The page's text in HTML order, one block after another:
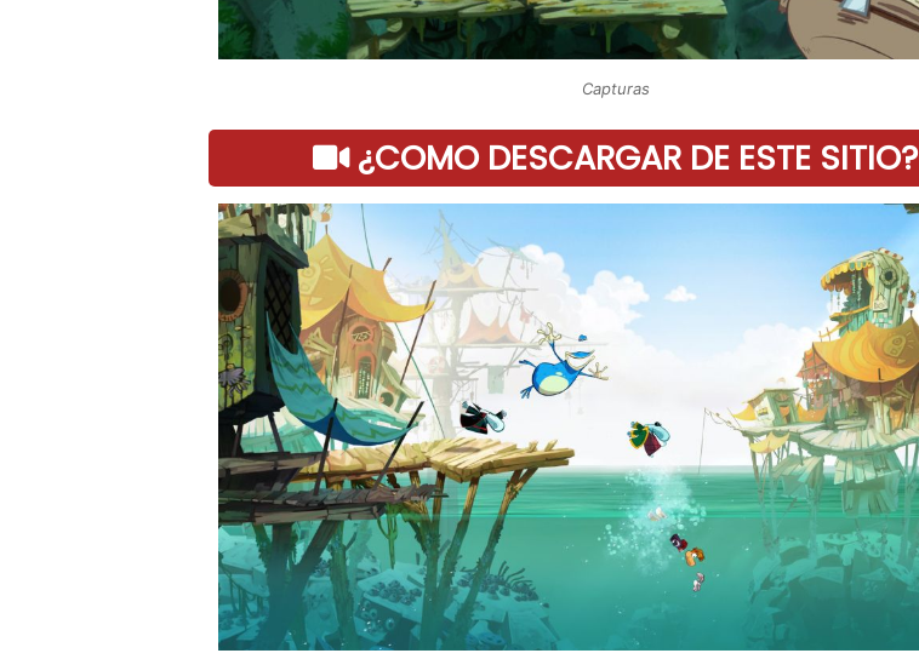
Capturas
¿COMO DESCARGAR DE ESTE SITIO?